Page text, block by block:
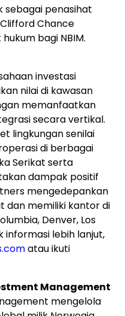
sebagai penasihat
Chance
bagi NBIM.
investasi
nilai di kawasan
memanfaatkan
secara vertikal.
lingkungan senilai
di berbagai
Serikat serta
dampak positif
mengedepankan
dan memiliki kantor di
Denver, Los
informasi lebih lanjut,
atau ikuti
Management
mengelola